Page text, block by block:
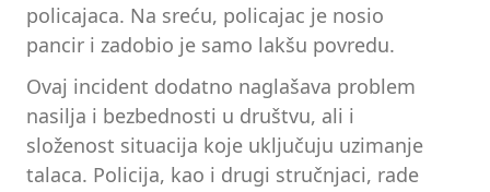
policajaca. Na sreću, policajac je nosio
pancir i zadobio je samo lakšu povredu.
Ovaj incident dodatno naglašava problem
nasilja i bezbednosti u društvu, ali i
složenost situacija koje uključuju uzimanje
talaca. Policija, kao i drugi stručnjaci, rade